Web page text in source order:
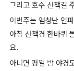
그리고 호수 산책길
이번주는 엄청난 인
아침 산책겸 한바퀴
요.
아니면 평일 밤 야경